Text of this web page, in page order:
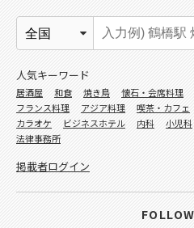
人気キーワード
居酒屋 和食 焼き鳥 懐石・会席料理
フランス料理
アジア料理 喫茶・カフェ
カラオケ
ビジネスホテル 内科 小児科
法律事務所
掲載者ログイン